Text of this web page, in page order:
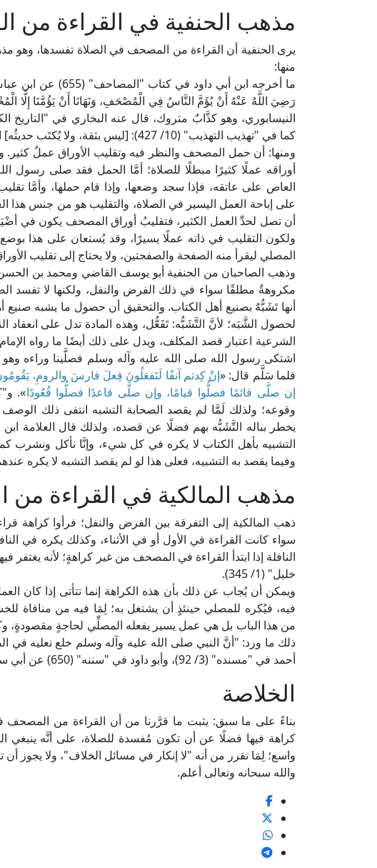
مذهب الحنفية في القراءة من
يرى الحنفية أن القراءة من المصحف في الصلاة تفسدها، وهو
منها:
ما أخرجه ابن أبي
رَضِيَ اللَّهُ عَنْهُ أَنْ يُؤَمَّ النَّاسُ فِي الْمُصْحَفِ، وَنَهَانَا أَنْ يَؤُمَّنَا إِلَّا
كما في "تهذيب التهذيب" (10/ 427): [ليس بثقة، ولا يُكتَب حديثُه] اهـ.
ومنها: أن حمل المصحف والنظر فيه وتقليب الأوراق عملٌ
أوراقه عملًا كثيرًا مبطلًا للصلاة؛ أمَّا الحمل فقد صلى رسول
العاص على عاتقه، فإذا سجد وضعها، وإذا قام حملها، وأمَّا
على إباحة العمل اليسير في الصلاة، والتقليب هو من جنس هذا
أن تصل لحدِّ العمل الكثير، فتقليبُ أوراق المصحف يكون في
ولكون التقليب في ذاته عملًا يسيرًا، وقد يُستعان على هذا
المصلي ليقرأ منه الصفحة والصفحتين، ولا يحتاج إلى تقليب
وذهب الصاحبان من الحنفية أبو يوسف القاضي ومحمد بن
مكروهةٌ مطلقًا سواء في ذلك الفرض والنفل، ولكنها لا تفسد
أنها تَشَبُّهٌ بصنيع أهل الكتاب. والتحقيق أن حصول ما يشبه صنيع
لحصول الشَّبَه؛ لأنَّ التَّشَبُّه: تَفَعُّل، وهذه المادة تدل على انعقاد
الشرعية اعتبار قصد المكلف، ويدل على ذلك أيضًا ما رواه
اشتكى رسول الله صلى الله عليه وآله وسلم فصلَّينا وراءه وهو
فلما سَلَّم قال: «إنْ كِدتم آنفًا لَتَفعَلُونَ فِعلَ فارسَ والرومِ،
إن صلَّى قائمًا فصلُّوا قيامًا، وإن صلَّى قاعدًا فصلُّوا قُعُودًا».
وقوعه؛ ولذلك لَمَّا لم يقصد الصحابة التشبه انتفى ذلك
التشبيه بأهل الكتاب لا يكره في كل شيء، وإنَّا نأكل ونشرب
وفيما يقصد به التشبيه، فعلى هذا لو لم يقصد التشبه لا يكره
مذهب المالكية في القراءة
ذهب المالكية إلى التفرقة بين الفرض والنفل؛ فرأوا
سواء كانت القراءة في الأول أو في الأثناء، وكذلك يكره في
النافلة إذا ابتدأ القراءة في المصحف من غير كراهةٍ؛ لأنه
خليل" (1/ 345).
ويمكن أن يُجاب عن ذلك بأن هذه الكراهة إنما تتأتى إذا كان
فيه، فيُكره للمصلي حينئذٍ أن يشتغل به؛ لِمَا فيه من منافاة
من هذا الباب بل هي عمل يسير يفعله المصلِّي لحاجةٍ مقصودةٍ،
ذلك ما ورد: "أنَّ النبي صلى الله عليه وآله وسلم خلع نعليه في
أحمد في "مسنده" (3/ 92)، وأبو داود في "سننه" (650) عن أبي سعيد الخدري رضي الله عنه.
الخلاصة
بناءً على ما سبق: يثبت ما قرَّرنا من أن القراءة من
كراهة فيها فضلًا عن أن تكون مُفسدة للصلاة، على أنَّه ينبغي
واسع؛ لِمَا تقرر من أنه "لا إنكار في مسائل الخلاف"، ولا يجوز أن
والله سبحانه وتعالى أعلم.